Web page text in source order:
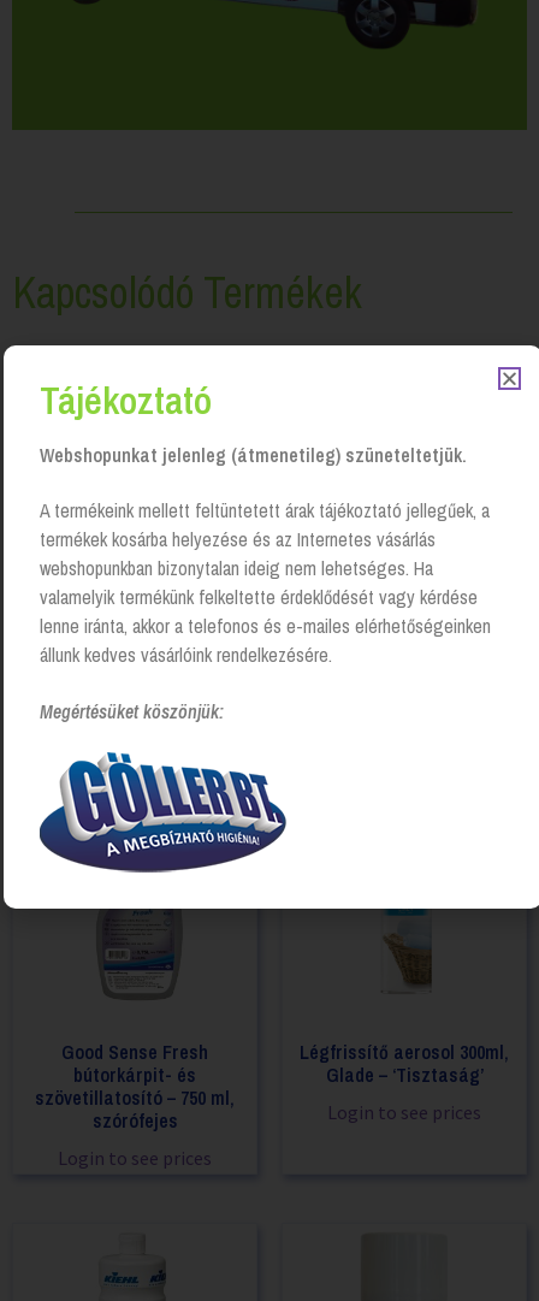
Kapcsolódó Termékek
Légfrissítő 270ml, P+L
Systems – Klementin
Login to see prices
Légfrissítő aerosol 300ml,
Good Sense Fresh
bútorkárpit- és
szövetillatosító – 750 ml,
szórófejes
Login to see prices
Légfrissítő aerosol 300ml,
Glade – ‘Tisztaság’
Login to see prices
Tájékoztató
Webshopunkat jelenleg (átmenetileg) szüneteltetjük.
A termékeink mellett feltüntetett árak tájékoztató jellegűek, a
termékek kosárba helyezése és az Internetes vásárlás
webshopunkban bizonytalan ideig nem lehetséges. Ha
valamelyik termékünk felkeltette érdeklődését vagy kérdése
lenne iránta, akkor a telefonos és e-mailes elérhetőségeinken
állunk kedves vásárlóink rendelkezésére.
Megértésüket köszönjük: